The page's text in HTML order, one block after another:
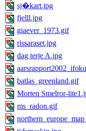
sj�kart.jpg
fjelll.jpg
giaever_1973.gif
rissaraset.jpg
dag terje A.jpg
batlas_greenland.gif
Morten Smelror-
ms_radon.gif